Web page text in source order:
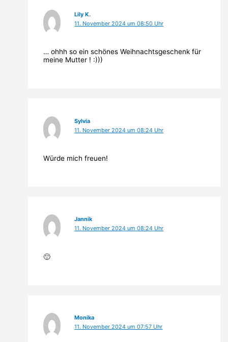
Lily K.
11. November 2024 um 08:50 Uhr
… ohhh so ein schönes Weihnachtsgeschenk für
meine Mutter ! :)))
Sylvia
11. November 2024 um 08:24 Uhr
Würde mich freuen!
Jannik
11. November 2024 um 08:24 Uhr
🙂
Monika
11. November 2024 um 07:57 Uhr